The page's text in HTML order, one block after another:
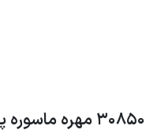
30850 مهره ماسوره پرسی 1.2×16